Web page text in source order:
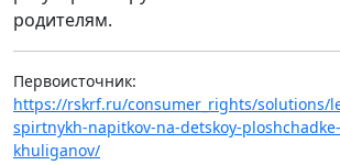
родителям.
Первоисточник:
https://rskrf.ru/consumer_rights/solutions/
spirtnykh-napitkov-na-detskoy-
khuliganov/